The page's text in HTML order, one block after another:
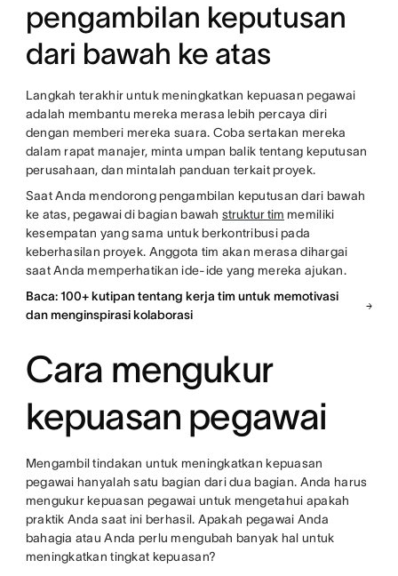
pengambilan keputusan
dari bawah ke atas
Langkah terakhir untuk meningkatkan kepuasan pegawai
adalah membantu mereka merasa lebih percaya diri
dengan memberi mereka suara. Coba sertakan mereka
dalam rapat manajer, minta umpan balik tentang keputusan
perusahaan, dan mintalah panduan terkait proyek.
Saat Anda mendorong pengambilan keputusan dari bawah
ke atas, pegawai di bagian bawah struktur tim memiliki
kesempatan yang sama untuk berkontribusi pada
keberhasilan proyek. Anggota tim akan merasa dihargai
saat Anda memperhatikan ide-ide yang mereka ajukan.
Baca: 100+ kutipan tentang kerja tim untuk memotivasi
dan menginspirasi kolaborasi
Cara mengukur
kepuasan pegawai
Mengambil tindakan untuk meningkatkan kepuasan
pegawai hanyalah satu bagian dari dua bagian. Anda harus
mengukur kepuasan pegawai untuk mengetahui apakah
praktik Anda saat ini berhasil. Apakah pegawai Anda
bahagia atau Anda perlu mengubah banyak hal untuk
meningkatkan tingkat kepuasan?